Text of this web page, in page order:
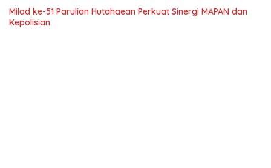
Milad ke-51 Parulian Hutahaean Perkuat Sinergi MAPAN dan
Kepolisian